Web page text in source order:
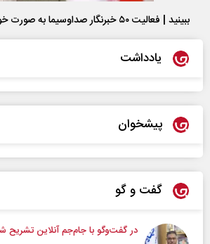
ببینید | فعالیت ۵۰ خبرنگار صداوسیما به صورت خوداتکا در ایام جنگ
یادداشت
پیشخوان
گفت و گو
در گفت‌و‌گو با جام‌جم آنلاین تشریح